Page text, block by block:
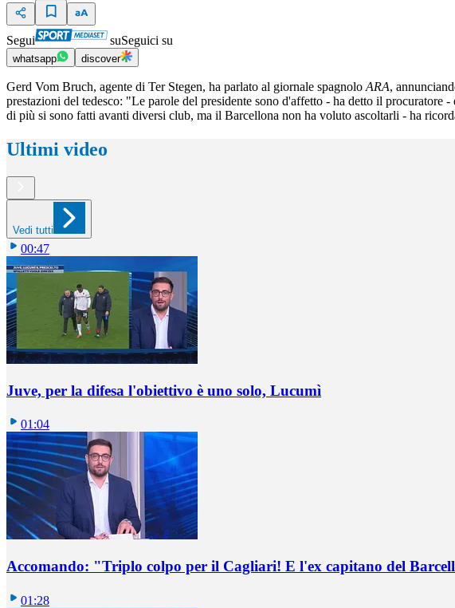
Segui suSeguici su
whatsapp discover
Gerd Vom Bruch, agente di Ter Stegen, ha parlato al giornale spagnolo ARA,
prestazioni del tedesco: "Le parole del presidente sono d'affetto - ha detto il
di più si sono fatti avanti diversi club, ma il Barcellona non ha voluto ascoltarli - ha
Ultimi video
Vedi tutti
00:47
Juve, per la difesa l'obiettivo è uno solo, Lucumì
01:04
Accomando: "Triplo colpo per il Cagliari! E l'ex capitano del
01:28